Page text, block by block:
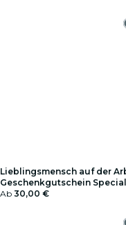
Lieblingsmensch auf der
Geschenkgutschein Special
Edition
Ab 30,00 €